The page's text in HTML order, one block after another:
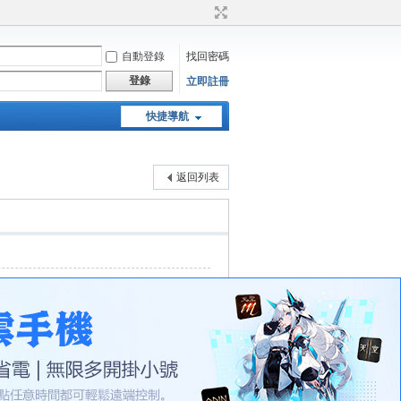
自動登錄
找回密碼
登錄
立即註冊
快捷導航
返回列表